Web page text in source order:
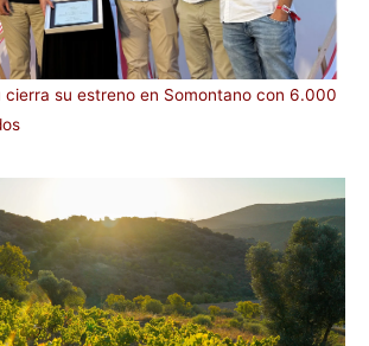
cierra su estreno en Somontano con 6.000